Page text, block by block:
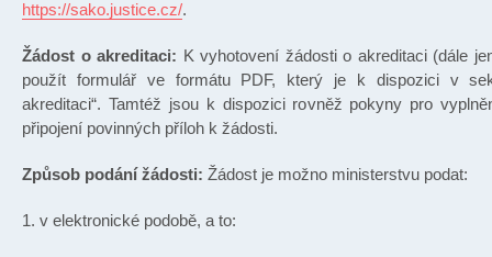
https://sako.justice.cz/.
Žádost o akreditaci: K vyhotovení žádosti o akreditaci (dále
použít formulář ve formátu PDF, který je k dispozici v
akreditaci“. Tamtéž jsou k dispozici rovněž pokyny pro
připojení povinných příloh k žádosti.
Způsob podání žádosti: Žádost je možno ministerstvu podat:
1. v elektronické podobě, a to: